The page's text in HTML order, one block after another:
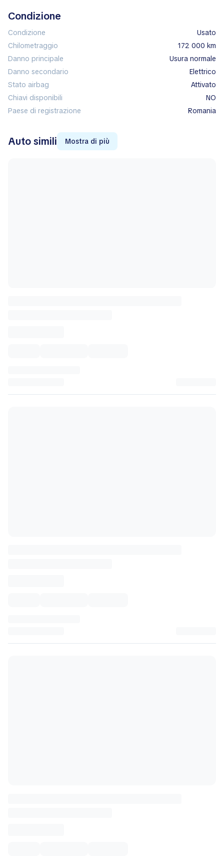
Condizione
Condizione
Usato
Chilometraggio
172 000 km
Danno principale
usura normale
Danno secondario
elettrico
Stato airbag
attivato
Chiavi disponibili
NO
Paese di registrazione
Romania
Auto simili Mostra di più